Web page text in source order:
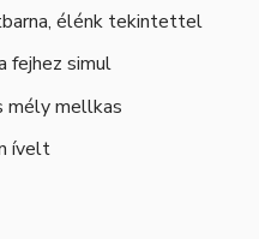
élénk tekintettel
fejhez simul
mély mellkas
ívelt